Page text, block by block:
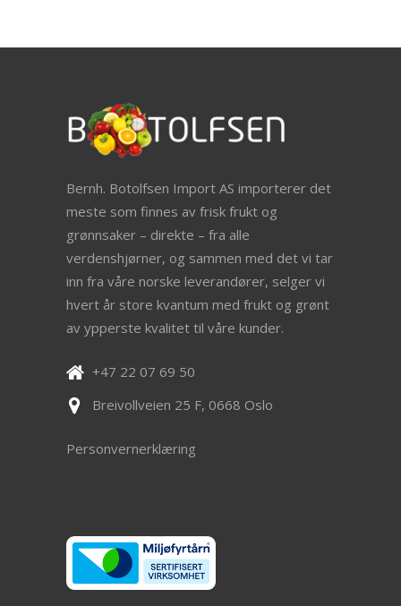
Bernh. Botolfsen Import AS importerer det
meste som finnes av frisk frukt og
grønnsaker – direkte – fra alle
verdenshjørner, og sammen med det vi tar
inn fra våre norske leverandører, selger vi
hvert år store kvantum med frukt og grønt
av ypperste kvalitet til våre kunder.
+47 22 07 69 50
Breivollveien 25 F, 0668 Oslo
Personvernerklæring